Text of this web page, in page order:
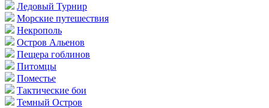
Ледовый Турнир
Морские путешествия
Некрополь
Остров Альенов
Пещера гоблинов
Питомцы
Поместье
Тактические бои
Темный Остров